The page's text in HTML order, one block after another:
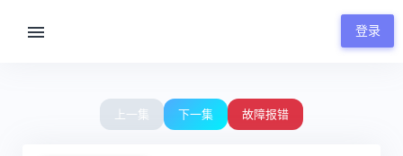
登录
上一集 下一集 故障报错